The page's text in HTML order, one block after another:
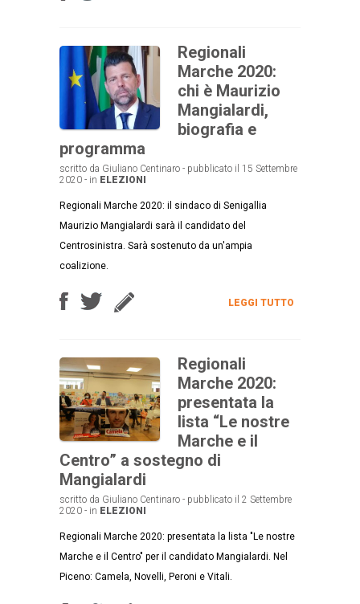
Regionali
Marche 2020:
chi è Maurizio
Mangialardi,
biografia e
programma
scritto da Giuliano Centinaro - pubblicato il 15 Settembre
2020 - in ELEZIONI
Regionali Marche 2020: il sindaco di Senigallia
Maurizio Mangialardi sarà il candidato del
Centrosinistra. Sarà sostenuto da un'ampia
coalizione.
LEGGI TUTTO
Regionali
Marche 2020:
presentata la
lista “Le nostre
Marche e il
Centro” a sostegno di
Mangialardi
scritto da Giuliano Centinaro - pubblicato il 2 Settembre
2020 - in ELEZIONI
Regionali Marche 2020: presentata la lista "Le nostre
Marche e il Centro" per il candidato Mangialardi. Nel
Piceno: Camela, Novelli, Peroni e Vitali.